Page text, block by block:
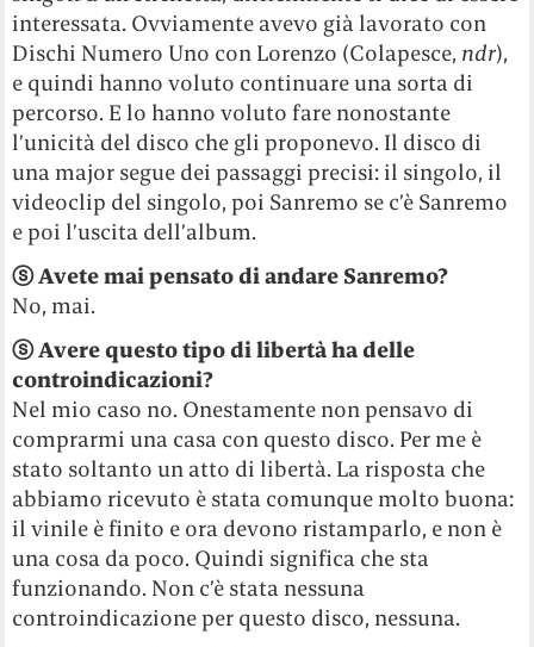
interessata. Ovviamente avevo già lavorato con
Dischi Numero Uno con Lorenzo (Colapesce, ndr),
e quindi hanno voluto continuare una sorta di
percorso. E lo hanno voluto fare nonostante
l’unicità del disco che gli proponevo. Il disco di
una major segue dei passaggi precisi: il singolo, il
videoclip del singolo, poi Sanremo se c’è Sanremo
e poi l’uscita dell’album.
ⓢ Avete mai pensato di andare Sanremo?
No, mai.
ⓢ Avere questo tipo di libertà ha delle
controindicazioni?
Nel mio caso no. Onestamente non pensavo di
comprarmi una casa con questo disco. Per me è
stato soltanto un atto di libertà. La risposta che
abbiamo ricevuto è stata comunque molto buona:
il vinile è finito e ora devono ristamparlo, e non è
una cosa da poco. Quindi significa che sta
funzionando. Non c’è stata nessuna
controindicazione per questo disco, nessuna.